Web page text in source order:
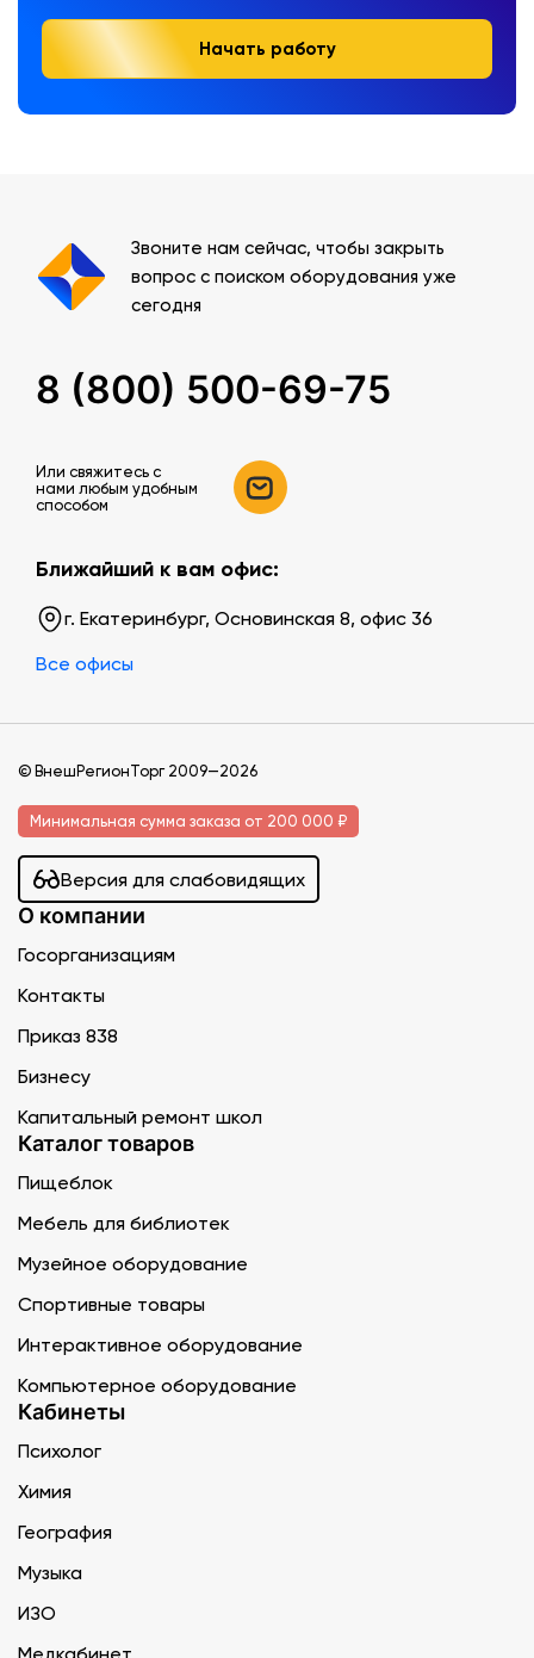
Начать работу
Звоните нам сейчас, чтобы закрыть
вопрос с поиском оборудования уже
сегодня
8 (800) 500-69-75
Или свяжитесь c
нами любым удобным
способом
Ближайший к вам офис:
г. Екатеринбург, Основинская 8, офис 36
Все офисы
© ВнешРегионТорг 2009—2026
Минимальная сумма заказа от 200 000 ₽
Версия для слабовидящих
О компании
Госорганизациям
Контакты
Приказ 838
Бизнесу
Капитальный ремонт школ
Каталог товаров
Пищеблок
Мебель для библиотек
Музейное оборудование
Спортивные товары
Интерактивное оборудование
Компьютерное оборудование
Кабинеты
Психолог
Химия
География
Музыка
ИЗО